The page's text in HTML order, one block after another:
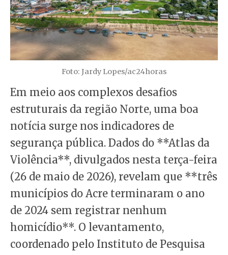
Foto: Jardy Lopes/ac24horas
Em meio aos complexos desafios
estruturais da região Norte, uma boa
notícia surge nos indicadores de
segurança pública. Dados do **Atlas da
Violência**, divulgados nesta terça-feira
(26 de maio de 2026), revelam que **três
municípios do Acre terminaram o ano
de 2024 sem registrar nenhum
homicídio**. O levantamento,
coordenado pelo Instituto de Pesquisa